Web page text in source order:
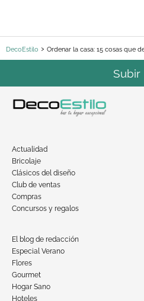
DecoEstilo Ordenar la casa: 15 cosas que
Subir
Actualidad
Bricolaje
Clásicos del diseño
Club de ventas
Compras
Concursos y regalos
El blog de redacción
Especial Verano
Flores
Gourmet
Hogar Sano
Hoteles